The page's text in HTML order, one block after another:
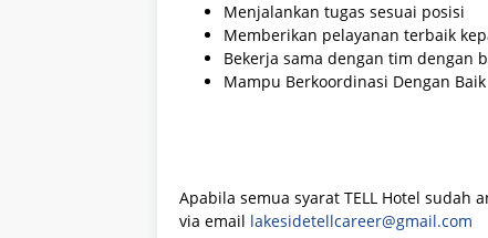
Menjalankan tugas sesuai posisi
Memberikan pelayanan terbaik
Bekerja sama dengan tim dengan
Mampu Berkoordinasi Dengan Baik
Apabila semua syarat TELL Hotel sudah
via email lakesidetellcareer@gmail.com